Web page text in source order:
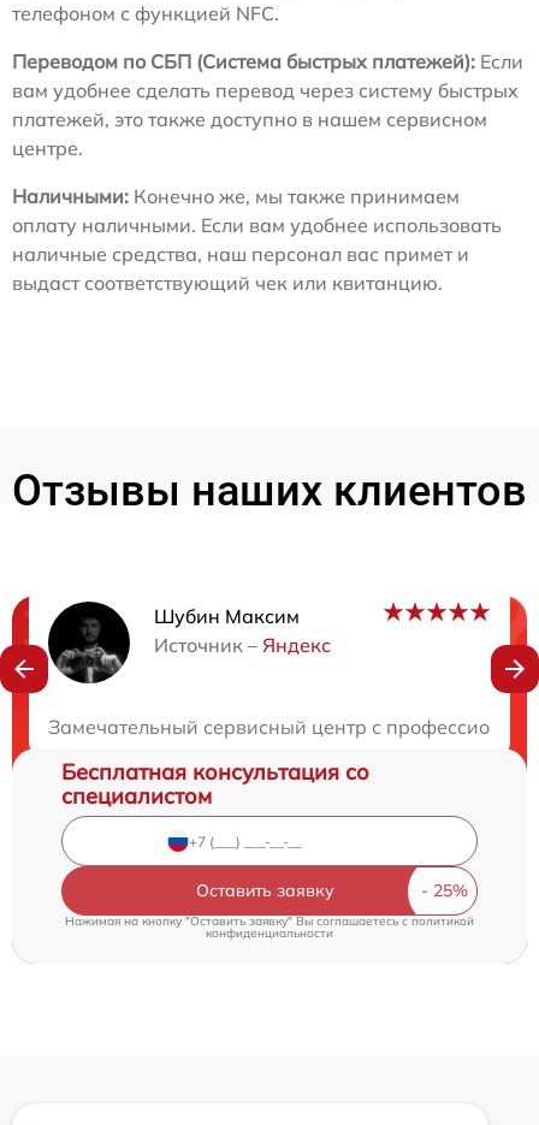
телефоном с функцией NFC.
Переводом по СБП (Система быстрых платежей): Если
вам удобнее сделать перевод через систему быстрых
платежей, это также доступно в нашем сервисном
центре.
Наличными: Конечно же, мы также принимаем
оплату наличными. Если вам удобнее использовать
наличные средства, наш персонал вас примет и
выдаст соответствующий чек или квитанцию.
Отзывы наших клиентов
Шубин Максим
Источник – Яндекс
Замечательный сервисный центр с
Нужна консультация?
Бесплатная консультация со
специалистом
Оставить заявку
Нажимая на кнопку "Оставить заявку" Вы соглашаетесь c политикой
конфиденциальности